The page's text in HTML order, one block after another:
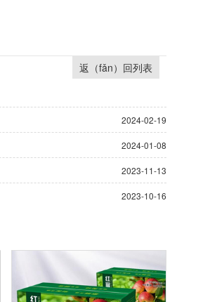
返（fǎn）回列表
2024-02-19
2024-01-08
2023-11-13
2023-10-16